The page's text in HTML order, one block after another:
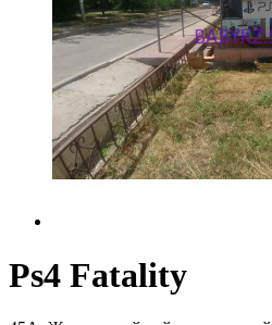
Ps4 Fatality